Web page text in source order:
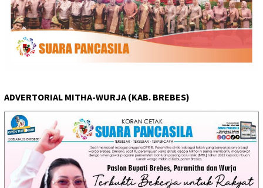
ADVERTORIAL MITHA-WURJA (KAB. BREBES)